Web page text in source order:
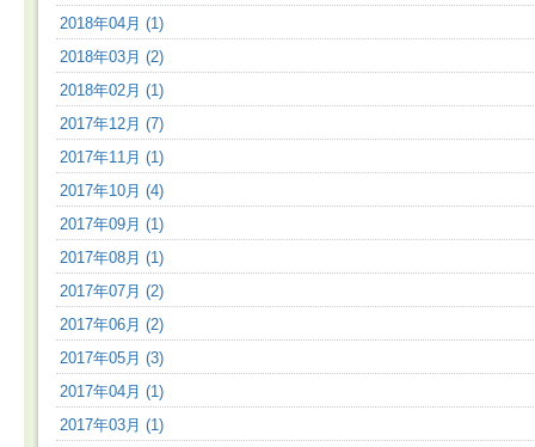
2018年04月 (1)
2018年03月 (2)
2018年02月 (1)
2017年12月 (7)
2017年11月 (1)
2017年10月 (4)
2017年09月 (1)
2017年08月 (1)
2017年07月 (2)
2017年06月 (2)
2017年05月 (3)
2017年04月 (1)
2017年03月 (1)